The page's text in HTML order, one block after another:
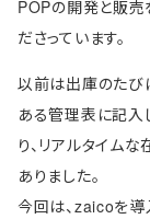
POPの開発と販売
ださっています。
以前は出庫のたび
ある管理表に記入
り、リアルタイム
ありました。
今回は、zaicoを